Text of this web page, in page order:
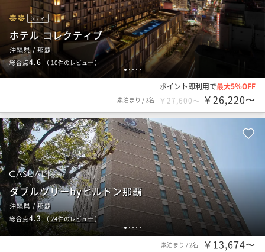
1 2 3 4 5
シティ
ホテル コレクティブ
沖縄県 / 那覇
総合点4.6 （ 10件のレビュー）
ポイント即利用で最大5％OFF
素泊まり /2名 ￥27,600〜 ￥26,220〜
1 2 3 4 5
シティ
ダブルツリーbyヒルトン那覇
沖縄県 / 那覇
総合点4.3（24件のレビュー）
素泊まり /2名 ￥13,674〜